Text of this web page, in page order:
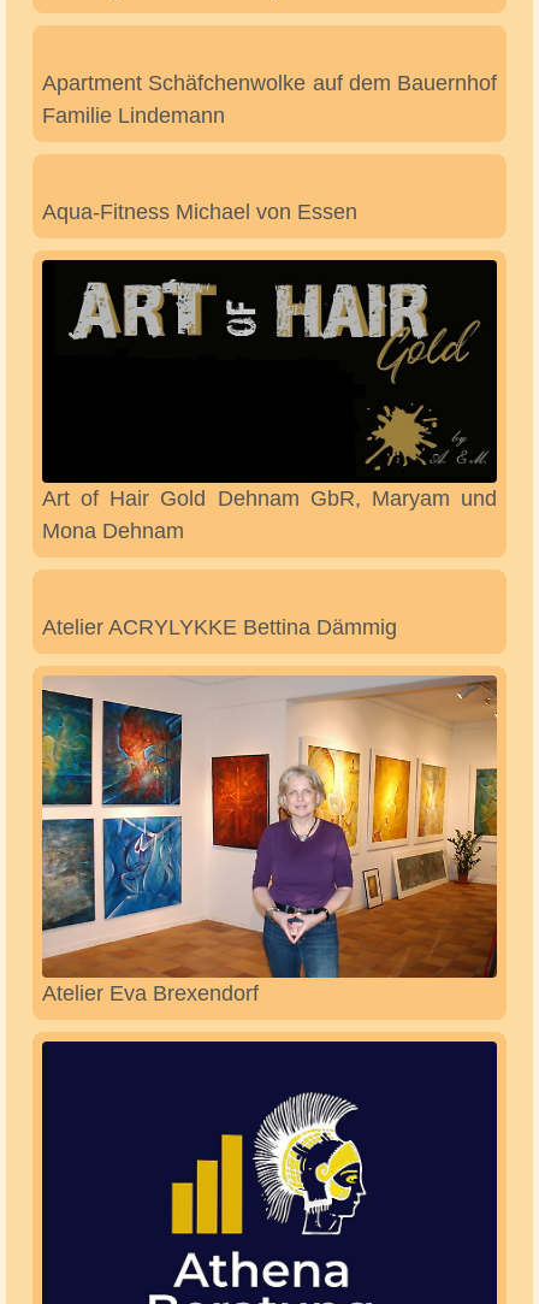
Apartment Schäfchenwolke auf dem Bauernhof
Aqua-Fitness Michael von Essen
Art of Hair Gold Dehnam GbR, Maryam und
Mona Dehnam